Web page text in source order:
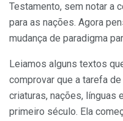
Testamento, sem notar a
para as nações. Agora
mudança de paradigma
Leiamos alguns textos
comprovar que a tarefa
criaturas, nações, línguas
primeiro século. Ela